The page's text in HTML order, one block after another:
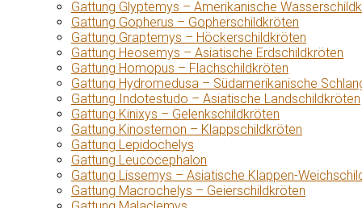
Gattung Glyptemys – Amerikanische
Gattung Gopherus – Gopherschildkröten
Gattung Graptemys – Höckerschildkröten
Gattung Heosemys – Asiatische Erdschildkröten
Gattung Homopus – Flachschildkröten
Gattung Hydromedusa – Südamerikanische
Gattung Indotestudo – Asiatische Landschildkröten
Gattung Kinixys – Gelenkschildkröten
Gattung Kinosternon – Klappschildkröten
Gattung Lepidochelys
Gattung Leucocephalon
Gattung Lissemys – Asiatische Klappen-
Gattung Macrochelys – Geierschildkröten